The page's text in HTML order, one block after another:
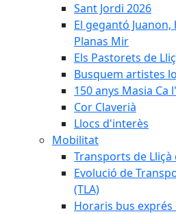
Sant Jordi 2026
El gegantó
Planas Mir
Els Pastorets de
Busquem artistes
150 anys Masia Ca
Cor Claverià
Llocs d'interès
Mobilitat
Transports de Lliçà
Evolució de
(TLA)
Horaris bus exprés